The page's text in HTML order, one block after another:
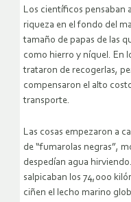
Los científicos pensaban
riqueza en el fondo del
tamaño de papas de las
como hierro y níquel. En
trataron de recogerlas,
compensaron el alto
transporte.
Las cosas empezaron a
de “fumarolas negras”,
despedían agua
salpicaban los 74,000
ciñen el lecho marino